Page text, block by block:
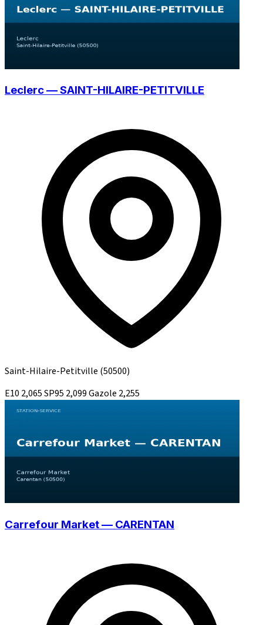
Leclerc — SAINT-HILAIRE-PETITVILLE
Saint-Hilaire-Petitville (50500)
E10 2,065SP95 2,099Gazole 2,255
Carrefour Market — CARENTAN